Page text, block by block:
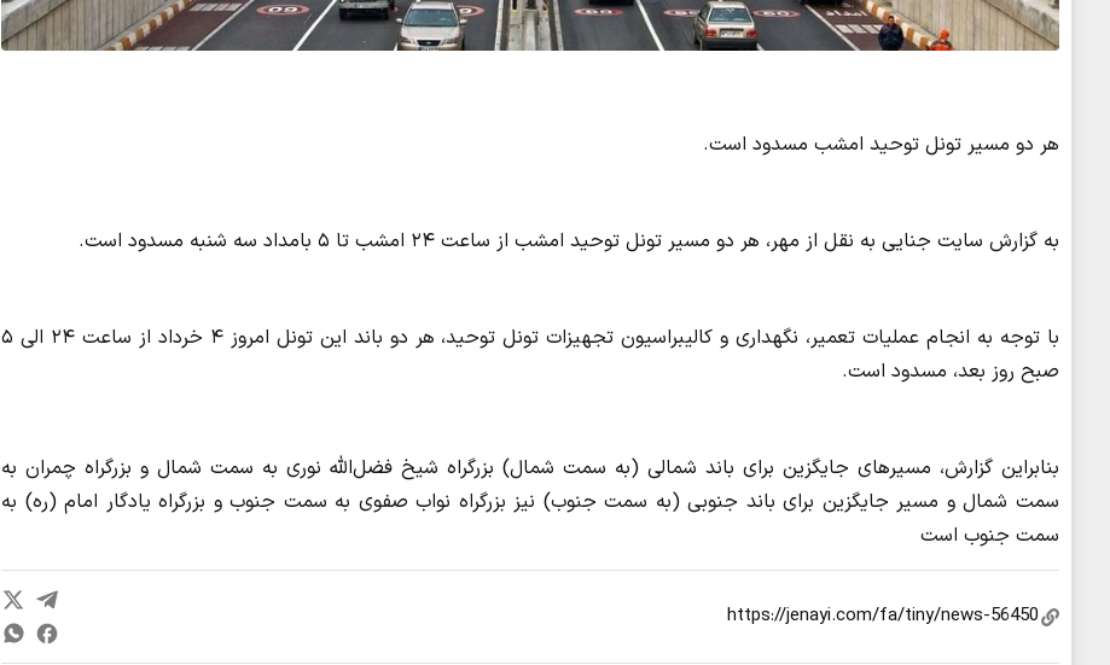
هر دو مسیر تونل توحید امشب مسدود است.
به گزارش سایت جنایی به نقل از مهر، هر دو مسیر تونل توحید امشب از ساعت ۲۴ امشب تا ۵ بامداد سه شنبه مسدود است.
با توجه به انجام عملیات تعمیر، نگهداری و کالیبراسیون تجهیزات تونل توحید، هر دو باند این تونل امروز ۴ خرداد از ساعت ۲۴ الی ۵
صبح روز بعد، مسدود است.
بنابراین گزارش، مسیرهای جایگزین برای باند شمالی (به سمت شمال) بزرگراه شیخ فضل‌الله نوری به سمت شمال و بزرگراه چمران به
سمت شمال و مسیر جایگزین برای باند جنوبی (به سمت جنوب) نیز بزرگراه نواب صفوی به سمت جنوب و بزرگراه یادگار امام (ره) به
سمت جنوب است